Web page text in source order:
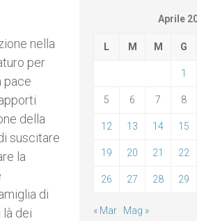
nella
per
pace
della
suscitare
la
di
dei
Aprile
L M M G
1
5 6 7 8
12 13 14 15
19 20 21 22
26 27 28 29
« Mar Mag »